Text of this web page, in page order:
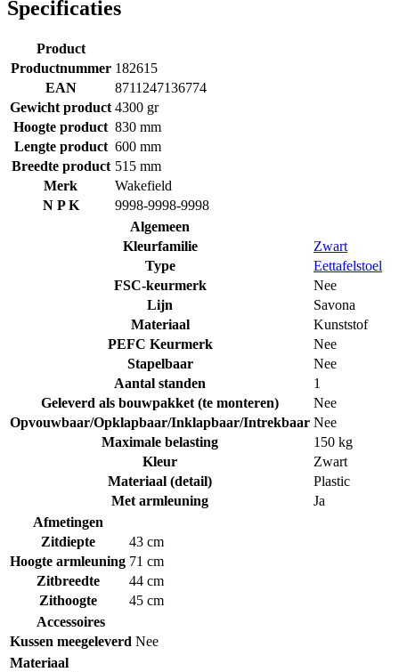
Specificaties
Product
Productnummer 182615
EAN
8711247136774
Gewicht product 4300 gr
Hoogte product 830 mm
Lengte product 600 mm
Breedte product 515 mm
Merk
Wakefield
N P K
9998-9998-9998
Algemeen
Kleurfamilie
Zwart
Type
Eettafelstoel
FSC-keurmerk
Nee
Lijn
Savona
Materiaal
Kunststof
PEFC Keurmerk
Nee
Stapelbaar
Nee
Aantal standen
1
Geleverd als bouwpakket (te monteren)
Nee
Opvouwbaar/Opklapbaar/Inklapbaar/Intrekbaar Nee
Maximale belasting
150 kg
Kleur
Zwart
Materiaal (detail)
Plastic
Met armleuning
Ja
Afmetingen
Zitdiepte
43 cm
Hoogte armleuning 71 cm
Zitbreedte
44 cm
Zithoogte
45 cm
Accessoires
Kussen meegeleverd Nee
Materiaal